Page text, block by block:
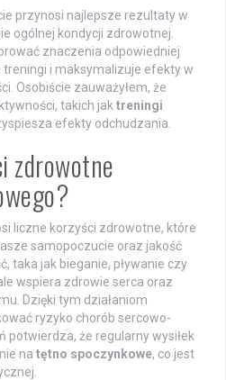
przynosi najlepsze rezultaty w
ogólnej kondycji zdrowotnej.
znaczenia odpowiedniej
treningi i maksymalizuje efekty w
Osobiście zauważyłem, że
takich jak treningi
efekty odchudzania.
zdrowotne
liczne korzyści zdrowotne, które
samopoczucie oraz jakość
taka jak bieganie, pływanie czy
wspiera zdrowie serca oraz
Dzięki tym działaniom
ryzyko chorób sercowo-
potwierdza, że regularny wysiłek
na tętno spoczynkowe, co jest